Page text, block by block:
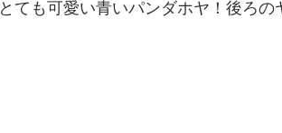
とても可愛い青いパンダホヤ！後ろの